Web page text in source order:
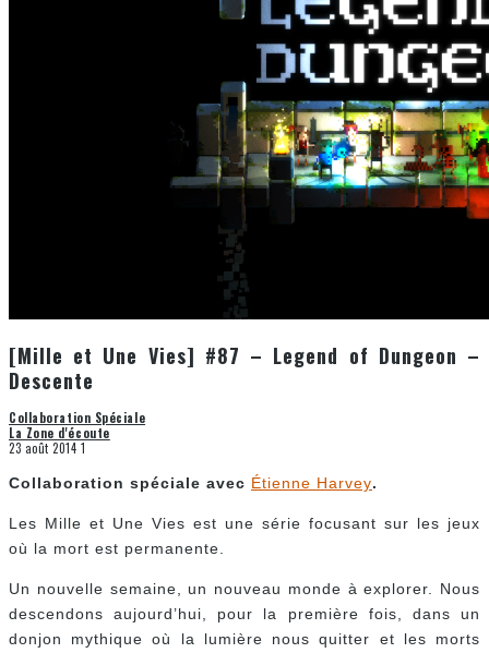
[Mille et Une Vies] #87 – Legend of Dungeon –
Descente
Collaboration Spéciale
La Zone d'écoute
23 août 2014 1
Collaboration spéciale avec Étienne Harvey.
Les Mille et Une Vies est une série focusant sur les jeux
où la mort est permanente.
Un nouvelle semaine, un nouveau monde à explorer. Nous
descendons aujourd’hui, pour la première fois, dans un
donjon mythique où la lumière nous quitter et les morts